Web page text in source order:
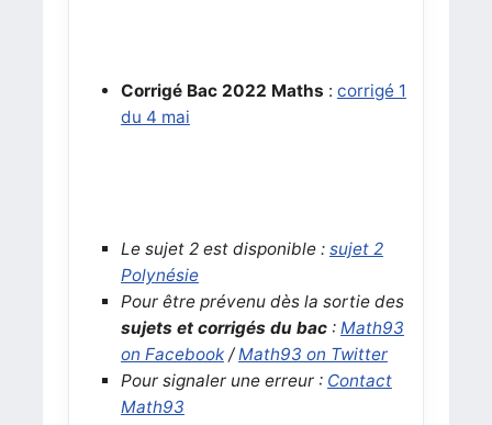
Corrigé Bac 2022 Maths : corrigé 1
du 4 mai
Le sujet 2 est disponible : sujet 2
Polynésie
Pour être prévenu dès la sortie des
sujets et corrigés du bac: Math93
on Facebook /Math93 on Twitter
Pour signaler une erreur : Contact
Math93